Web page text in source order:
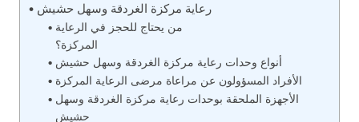
رعاية مركزة الغردقة وسهل حشيش
من يحتاج للحجز في الرعاية
أنواع وحدات رعاية مركزة الغردقة وسهل حشيش
الأفراد المسؤولون عن مراعاة مرضى الرعاية المركزة
الأجهزة الملحقة بوحدات رعاية مركزة الغردقة وسهل
حشيش